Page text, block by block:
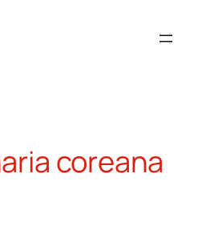
coreana